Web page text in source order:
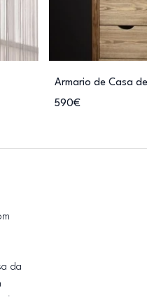
Armario de Casa
590€
da